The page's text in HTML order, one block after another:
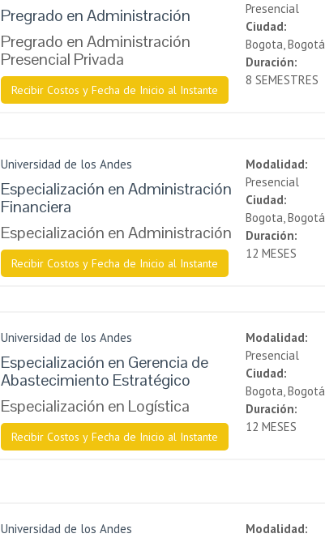
Pregrado en Administración
Pregrado en Administración
Presencial Privada
Recibir Costos y Fecha de Inicio al Instante
Presencial
Ciudad:
Bogota, Bogotá
Duración:
8 SEMESTRES
Universidad de los Andes
Especialización en Administración
Financiera
Especialización en Administración
Recibir Costos y Fecha de Inicio al Instante
Modalidad:
Presencial
Ciudad:
Bogota, Bogotá
Duración:
12 MESES
Universidad de los Andes
Especialización en Gerencia de
Abastecimiento Estratégico
Especialización en Logística
Recibir Costos y Fecha de Inicio al Instante
Modalidad:
Presencial
Ciudad:
Bogota, Bogotá
Duración:
12 MESES
Universidad de los Andes
Modalidad: